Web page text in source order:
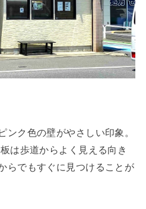
ンク色の壁がやさしい印象。
は歩道からよく見える向き
らでもすぐに見つけることが